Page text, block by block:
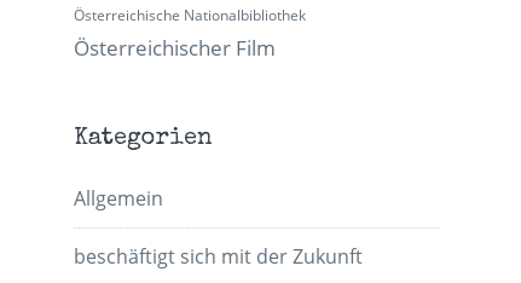
Österreichische Nationalbibliothek
Österreichischer Film
Kategorien
Allgemein
beschäftigt sich mit der Zukunft